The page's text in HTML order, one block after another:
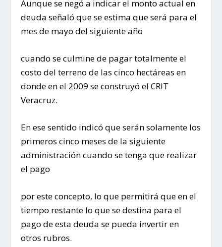
Aunque se negó a indicar el monto actual en
deuda señaló que se estima que será para el
mes de mayo del siguiente año
cuando se culmine de pagar totalmente el
costo del terreno de las cinco hectáreas en
donde en el 2009 se construyó el CRIT
Veracruz.
En ese sentido indicó que serán solamente los
primeros cinco meses de la siguiente
administración cuando se tenga que realizar
el pago
por este concepto, lo que permitirá que en el
tiempo restante lo que se destina para el
pago de esta deuda se pueda invertir en
otros rubros.